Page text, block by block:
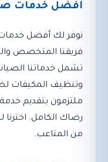
أفضل خدمات
نوفر لك أفضل
فريقنا المتخصص
تشمل خدماتنا
وتنظيف المكيفات
ملتزمون بتقديم
رضاك الكامل.
من المتاعب.